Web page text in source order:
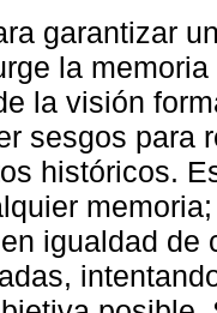
garantizar
la
la visión
sesgos para
históricos.
igualdad